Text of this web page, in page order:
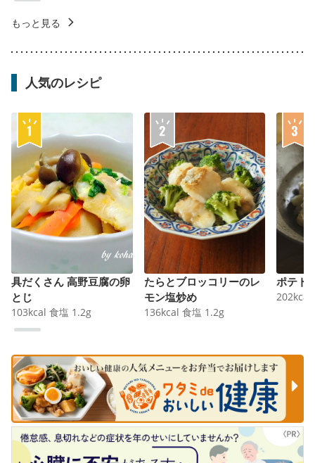
もっと見る
人気のレシピ
具だくさん 高野豆腐の卵
とじ
103kcal 食塩 1.2g
たらとブロッコリーのレ
モン塩炒め
136kcal 食塩 1.2g
ポテト
202kcal